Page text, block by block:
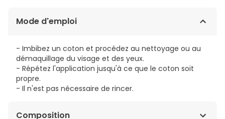
Mode d'emploi
- Imbibez un coton et procédez au nettoyage ou au
démaquillage du visage et des yeux.
- Répétez l'application jusqu'à ce que le coton soit
propre.
- Il n'est pas nécessaire de rincer.
Composition